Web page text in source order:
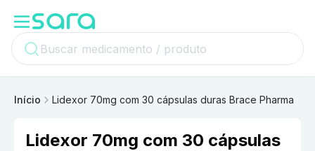
Início Lidexor 70mg com 30 cápsulas duras Brace Pharma
Lidexor 70mg com 30 cápsulas